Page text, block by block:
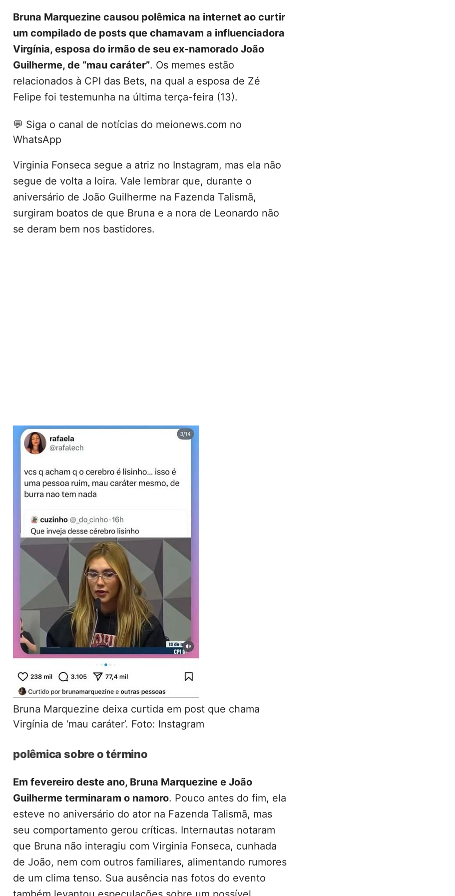
Bruna Marquezine causou polêmica na internet ao curtir
um compilado de posts que chamavam a influenciadora
Virgínia, esposa do irmão de seu ex-namorado João
Guilherme, de “mau caráter”. Os memes estão
relacionados à CPI das Bets, na qual a esposa de Zé
Felipe foi testemunha na última terça-feira (13).
💬 Siga o canal de notícias do meionews.com no
WhatsApp
Virginia Fonseca segue a atriz no Instagram, mas ela não
segue de volta a loira. Vale lembrar que, durante o
aniversário de João Guilherme na Fazenda Talismã,
surgiram boatos de que Bruna e a nora de Leonardo não
se deram bem nos bastidores.
Bruna Marquezine deixa curtida em post que chama
Virgínia de ‘mau caráter’. Foto: Instagram
polêmica sobre o término
Em fevereiro deste ano, Bruna Marquezine e João
Guilherme terminaram o namoro. Pouco antes do fim, ela
esteve no aniversário do ator na Fazenda Talismã, mas
seu comportamento gerou críticas. Internautas notaram
que Bruna não interagiu com Virginia Fonseca, cunhada
de João, nem com outros familiares, alimentando rumores
de um clima tenso. Sua ausência nas fotos do evento